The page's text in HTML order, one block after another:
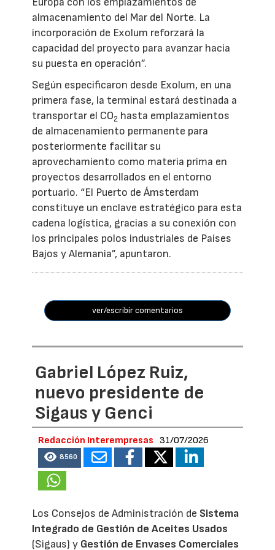
almacenamiento del Mar del Norte. La
incorporación de Exolum reforzará la
capacidad del proyecto para avanzar hacia
su puesta en operación”.
Según especificaron desde Exolum, en una
primera fase, la terminal estará destinada a
transportar el CO2 hasta emplazamientos
de almacenamiento permanente para
posteriormente facilitar su
aprovechamiento como materia prima en
proyectos desarrollados en el entorno
portuario. “El Puerto de Ámsterdam
constituye un enclave estratégico para esta
cadena logística, gracias a su conexión con
los principales polos industriales de Países
Bajos y Alemania”, apuntaron.
ver/escribir comentarios
Gabriel López Ruiz,
nuevo presidente de
Sigaus y Genci
Redacción Interempresas 31/07/2026
8560
Los Consejos de Administración de Sistema
Integrado de Gestión de Aceites Usados
(Sigaus) y Gestión de Envases Comerciales